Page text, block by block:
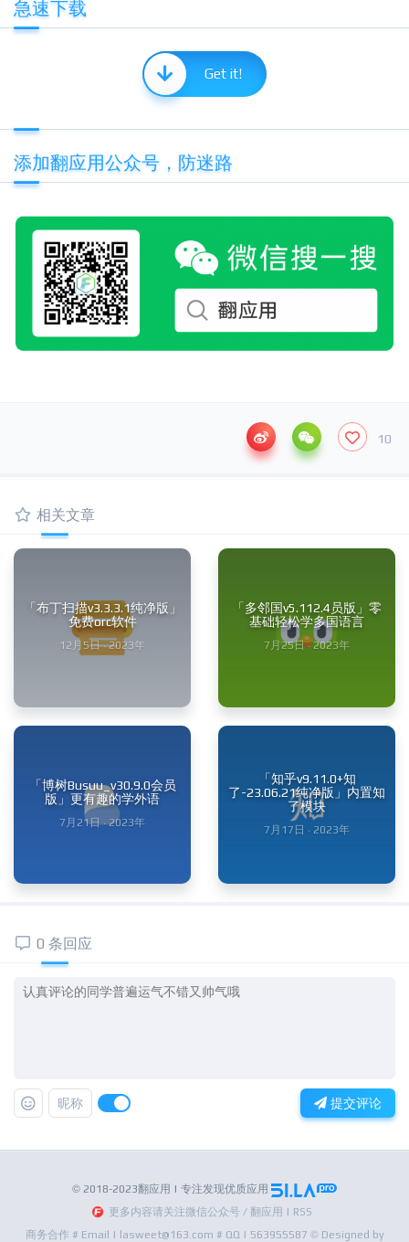
急速下载
Get it!
添加翻应用公众号，防迷路
10
相关文章
「布丁扫描v3.3.3.1纯净版」
免费orc软件
12月5日 · 2023年
「多邻国v5.112.4员版」零
基础轻松学多国语言
7月25日 · 2023年
「博树Busuu_v30.9.0会员
版」更有趣的学外语
7月21日 · 2023年
「知乎v9.11.0+知
了-23.06.21纯净版」内置知
了模块
7月17日 · 2023年
0 条回应
昵称 提交评论
© 2018-2023翻应用 | 专注发现优质应用
更多内容请关注微信公众号 / 翻应用 | RSS
商务合作 # Email | lasweet@163.com # QQ | 563955587 © Designed by